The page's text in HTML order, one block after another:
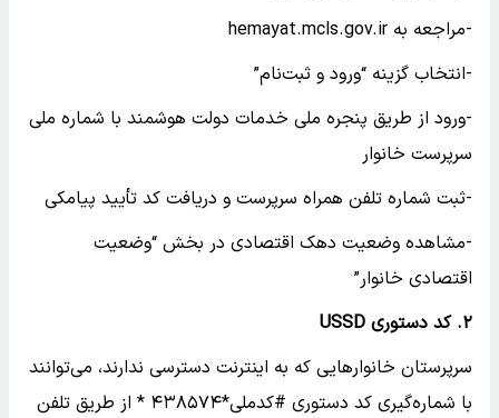
-مراجعه به hemayat.mcls.gov.ir
-انتخاب گزینه “ورود و ثبت‌نام”
-ورود از طریق پنجره ملی خدمات دولت هوشمند با شماره ملی
سرپرست خانوار
-ثبت شماره تلفن همراه سرپرست و دریافت کد تأیید پیامکی
-مشاهده وضعیت دهک اقتصادی در بخش “وضعیت
اقتصادی خانوار”
۲. کد دستوری USSD
سرپرستان خانوارهایی که به اینترنت دسترسی ندارند، می‌توانند
با شماره‌گیری کد دستوری #کدملی*۴۳۸۵۷۴ * از طریق تلفن